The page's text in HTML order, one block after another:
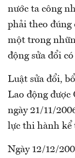
nước ta công
phải theo đúng
một trong
động sửa đổi
Luật sửa đổi,
Lao động
ngày 21/11/
lực thi hành kể
Ngày 12/12/